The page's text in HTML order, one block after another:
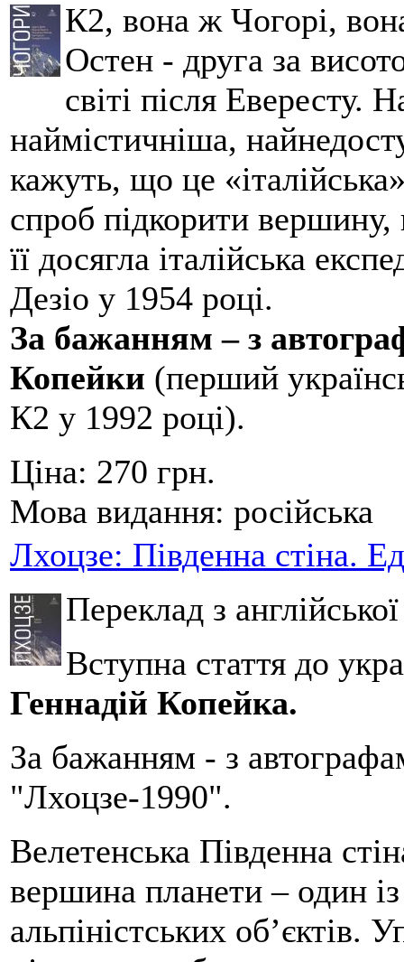
К2, вона ж Чогорі,
Остен - друга за
світі після Евересту.
наймістичніша,
кажуть, що це
спроб підкорити
її досягла італійська
Дезіо у 1954 році.
За бажанням – з
Копейки (перший
К2 у 1992 році).
Ціна: 270 грн.
Мова видання: російська
Лхоцзе: Південна стіна.
Переклад з
Вступна стаття до
Геннадій Копейка.
За бажанням - з
"Лхоцзе-1990".
Велетенська Південна
вершина планети – один
альпіністських об’єктів.